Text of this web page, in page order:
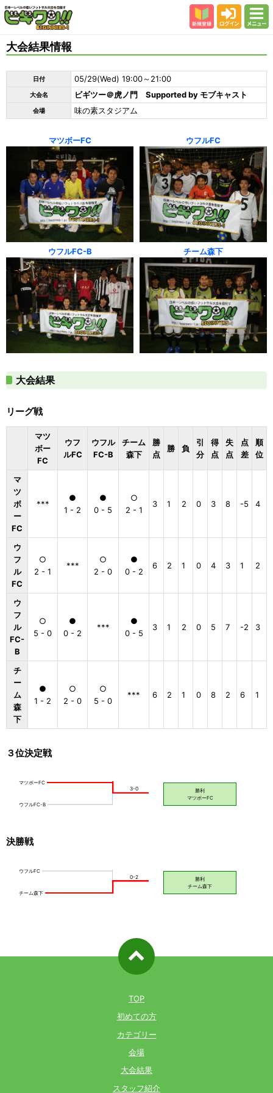
会場
大会結果
よくある質問
参加者の声
大会結果情報
日付 05/29(Wed) 19:00～21:00
大会名 ビギツー＠虎ノ門 Supported by モブキャスト
会場 味の素スタジアム
マツボーFC ウフルFC
ウフルFC-B チーム森下
大会結果
リーグ戦
マツ
ボー
FC
ウフ
ルFC
ウフル
FC-B
チーム
森下
勝
点
勝 負
引
分
得
点
失
点
点
差
順
位
マ
ツ
ボ
ー
FC
***
●
1 - 2
●
0 - 5
○
2 - 1
3 1 2 0 3 8 -5 4
ウ
フ
ル
FC
○
2 - 1
***
○
2 - 0
●
0 - 2
6 2 1 0 4 3 1 2
ウ
フ
ル
FC-
B
○
5 - 0
●
0 - 2
***
●
0 - 5
3 1 2 0 5 7 -2 3
チ
ー
ム
森
下
●
1 - 2
○
2 - 0
○
5 - 0
*** 6 2 1 0 8 2 6 1
３位決定戦
決勝戦
TOP
初めての方
カテゴリー
会場
大会結果
スタッフ紹介